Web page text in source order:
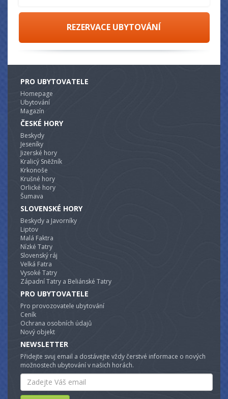
REZERVACE UBYTOVÁNÍ
PRO UBYTOVATELE
Homepage
Ubytování
Magazín
ČESKÉ HORY
Beskydy
Jeseníky
Jizerské hory
Kralicý Sněžník
Krkonoše
Krušné hory
Orlické hory
Šumava
SLOVENSKÉ HORY
Beskydy a Javorníky
Liptov
Malá Faktra
Nízké Tatry
Slovenský ráj
Velká Fatra
Vysoké Tatry
Západní Tatry a Beliánské Tatry
PRO UBYTOVATELE
Pro provozovatele ubytování
Ceník
Ochrana osobních údajů
Nový objekt
NEWSLETTER
Přidejte svuj email a dostávejte vždy čerstvé informace o nových
možnostech ubytování v našich horách.
Email